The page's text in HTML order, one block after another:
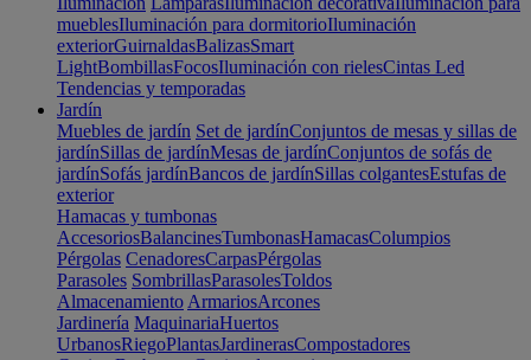
mueblesIluminación para dormitorioIluminación
exteriorGuirnaldasBalizasSmart
LightBombillasFocosIluminación con rielesCintas Led
Tendencias y temporadas
Jardín
Muebles de jardín Set de jardínConjuntos de mesas y sillas de
jardínSillas de jardínMesas de jardínConjuntos de sofás de
jardínSofás jardínBancos de jardínSillas colgantesEstufas de
exterior
Hamacas y tumbonas
AccesoriosBalancinesTumbonasHamacasColumpios
Pérgolas CenadoresCarpasPérgolas
Parasoles SombrillasParasolesToldos
Almacenamiento ArmariosArcones
Jardinería MaquinariaHuertos
UrbanosRiegoPlantasJardinerasCompostadores